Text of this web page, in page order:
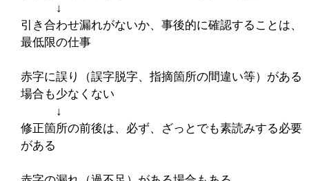
↓
引き合わせ漏れがないか、事後的に確認することは、
最低限の仕事
赤字に誤り（誤字脱字、指摘箇所の間違い等）がある
場合も少なくない
↓
修正箇所の前後は、必ず、ざっとでも素読みする必要
がある